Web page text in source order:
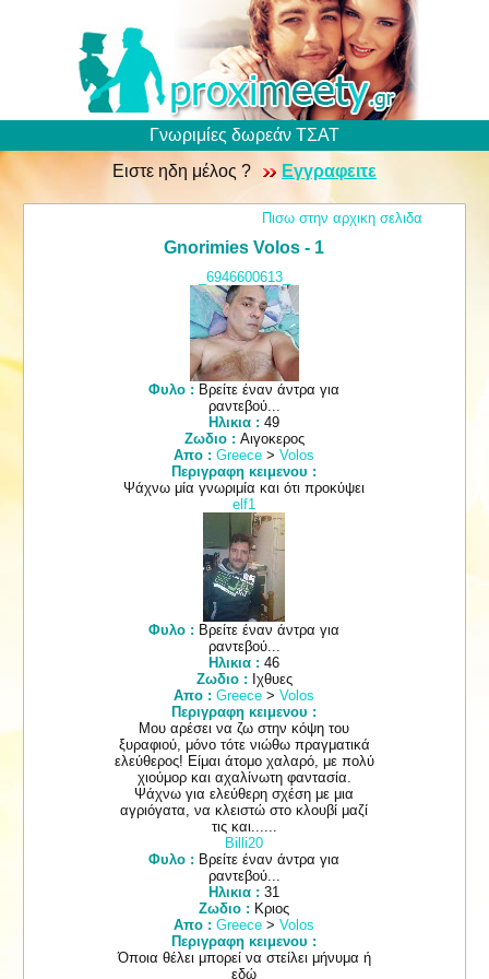
Γνωριμίες δωρεάν ΤΣΑΤ
Ειστε ηδη μέλος ?
Εγγραφειτε
Πισω στην αρχικη σελιδα
Gnorimies Volos - 1
_6946600613_
Φυλο : Βρείτε έναν άντρα για
ραντεβού...
Ηλικια :49
Ζωδιο : Αιγοκερος
Απο :Greece >Volos
Περιγραφη κειμενου :
Ψάχνω μία γνωριμία και ότι προκύψει
elf1
Φυλο : Βρείτε έναν άντρα για
ραντεβού...
Ηλικια :46
Ζωδιο : Ιχθυες
Απο :Greece >Volos
Περιγραφη κειμενου :
Μου αρέσει να ζω στην κόψη του
ξυραφιού, μόνο τότε νιώθω πραγματικά
ελεύθερος! Είμαι άτομο χαλαρό, με πολύ
χιούμορ και αχαλίνωτη φαντασία.
Ψάχνω για ελεύθερη σχέση με μια
αγριόγατα, να κλειστώ στο κλουβί μαζί
τις και......
Billi20
Φυλο : Βρείτε έναν άντρα για
ραντεβού...
Ηλικια :31
Ζωδιο : Κριος
Απο :Greece >Volos
Περιγραφη κειμενου :
Όποια θέλει μπορεί να στείλει μήνυμα ή
εδώ